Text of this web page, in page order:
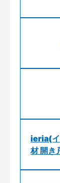
ieria(イ
材 開き